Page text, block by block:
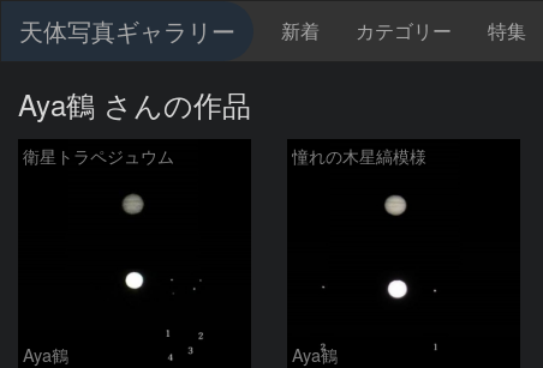
天体写真ギャラリー 新着 カテゴリー 特集
Aya鶴 さんの作品
衛星トラペジュウム
Aya鶴
憧れの木星縞模様
Aya鶴